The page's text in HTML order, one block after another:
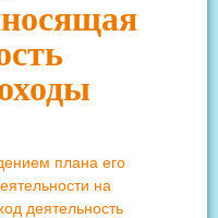
плана его
на
деятельность